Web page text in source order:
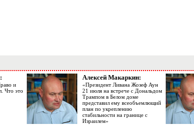
и
Что это
Алексей Макаркин:
«Президент Ливана Жозеф Аун
21 июля на встрече с Дональдом
Трампом в Белом доме
представил ему всеобъемлющий
план по укреплению
стабильности на границе с
Израилем»